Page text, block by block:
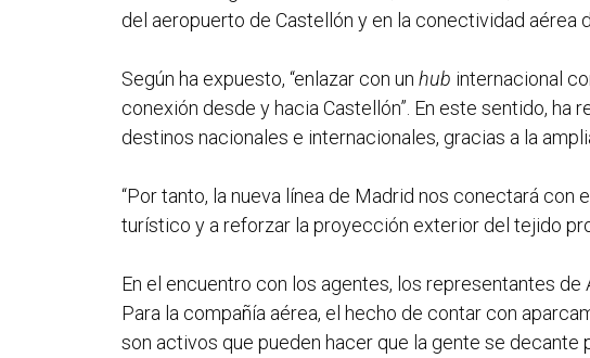
del aeropuerto de Castellón y en la conectividad aérea
Según ha expuesto, “enlazar con un hub internacional
conexión desde y hacia Castellón”. En este sentido,
destinos nacionales e internacionales, gracias a la
“Por tanto, la nueva línea de Madrid nos conectará
turístico y a reforzar la proyección exterior del tejido
En el encuentro con los agentes, los representantes
Para la compañía aérea, el hecho de contar con
son activos que pueden hacer que la gente se